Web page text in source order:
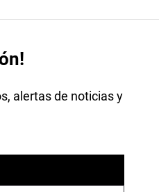
alertas de noticias y